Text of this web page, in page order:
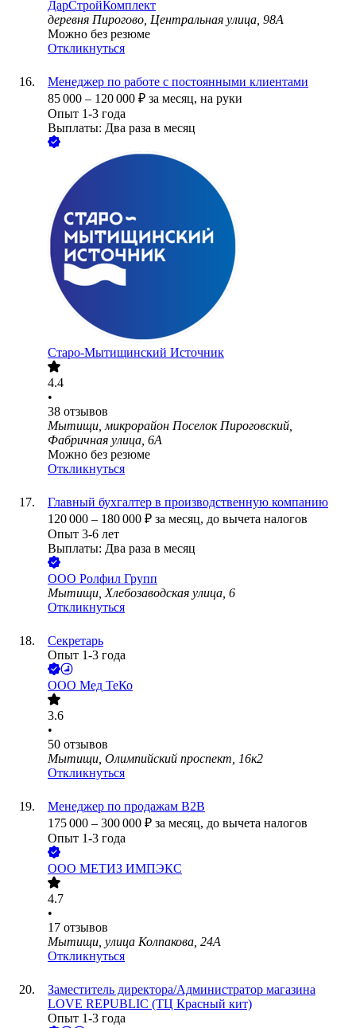
ДарСтройКомплект
деревня Пирогово, Центральная улица, 98А
Можно без резюме
Откликнуться
Менеджер по работе с постоянными клиентами
85 000 – 120 000 ₽ за месяц, на руки
Опыт 1-3 года
Выплаты: Два раза в месяц
Старо-Мытищинский Источник
4.4
•
38 отзывов
Мытищи, микрорайон Поселок Пироговский,
Фабричная улица, 6А
Можно без резюме
Откликнуться
Главный бухгалтер в производственную компанию
120 000 – 180 000 ₽ за месяц, до вычета налогов
Опыт 3-6 лет
Выплаты: Два раза в месяц
ООО Ролфил Групп
Мытищи, Хлебозаводская улица, 6
Откликнуться
Секретарь
Опыт 1-3 года
ООО Мед ТеКо
3.6
•
50 отзывов
Мытищи, Олимпийский проспект, 16к2
Откликнуться
Менеджер по продажам B2B
175 000 – 300 000 ₽ за месяц, до вычета налогов
Опыт 1-3 года
ООО МЕТИЗ ИМПЭКС
4.7
•
17 отзывов
Мытищи, улица Колпакова, 24А
Откликнуться
Заместитель директора/Администратор магазина
LOVE REPUBLIC (ТЦ Красный кит)
Опыт 1-3 года